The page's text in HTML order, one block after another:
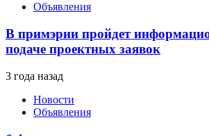
Объявления
В примэрии пройдет
подаче проектных заявок
3 года назад
Новости
Объявления